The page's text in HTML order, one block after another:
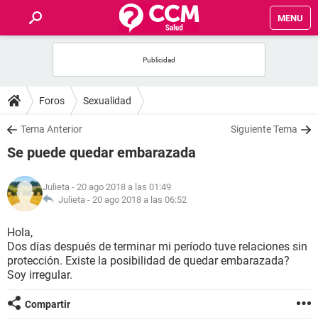
MENU
FOROS
SALUD
FAMILIA
NUTRICIÓN
BIENESTAR
SEXUALIDAD
GLOSARIO
Foros Sexualidad
Tema Anterior Siguiente Tema
Se puede quedar embarazada
Julieta - 20 ago 2018 a las 01:49
Julieta - 20 ago 2018 a las 06:52
Hola,
Dos días después de terminar mi período tuve relaciones sin
protección. Existe la posibilidad de quedar embarazada?
Soy irregular.
Compartir